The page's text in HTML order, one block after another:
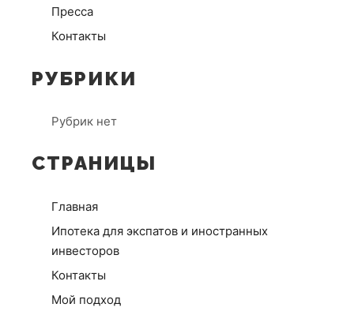
Пресса
Контакты
РУБРИКИ
Рубрик нет
СТРАНИЦЫ
Главная
Ипотека для экспатов и иностранных
инвесторов
Контакты
Мой подход